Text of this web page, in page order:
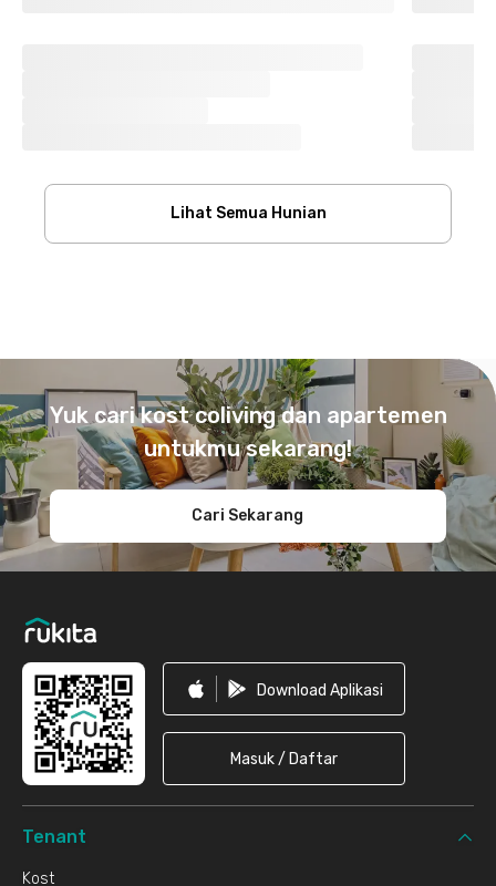
Lihat Semua Hunian
Yuk cari kost coliving dan apartemen
untukmu sekarang!
Cari Sekarang
Download Aplikasi
Masuk / Daftar
Tenant
Kost